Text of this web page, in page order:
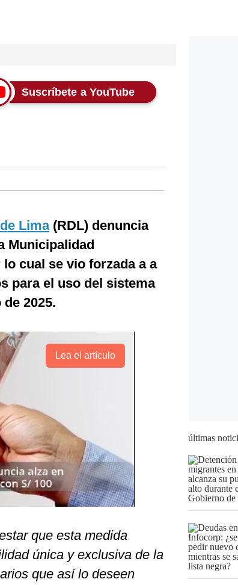
Suscríbete a YouTube
Lima(RDL) denuncia
Municipalidad
lo cual se vio forzada a a
para el uso del sistema
2025.
Lea el artículo
que esta medida
única y exclusiva de la
que así lo deseen
últimas